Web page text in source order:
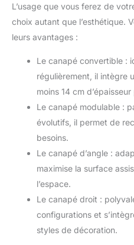
L’usage que vous ferez de
choix autant que l’esthétique.
leurs avantages :
Le canapé convertible :
régulièrement, il intègre
moins 14 cm
Le canapé modulable :
évolutifs, il permet de
besoins.
Le canapé d’angle :
maximise la surface
l’espace.
Le canapé droit :
configurations et
styles de décoration.